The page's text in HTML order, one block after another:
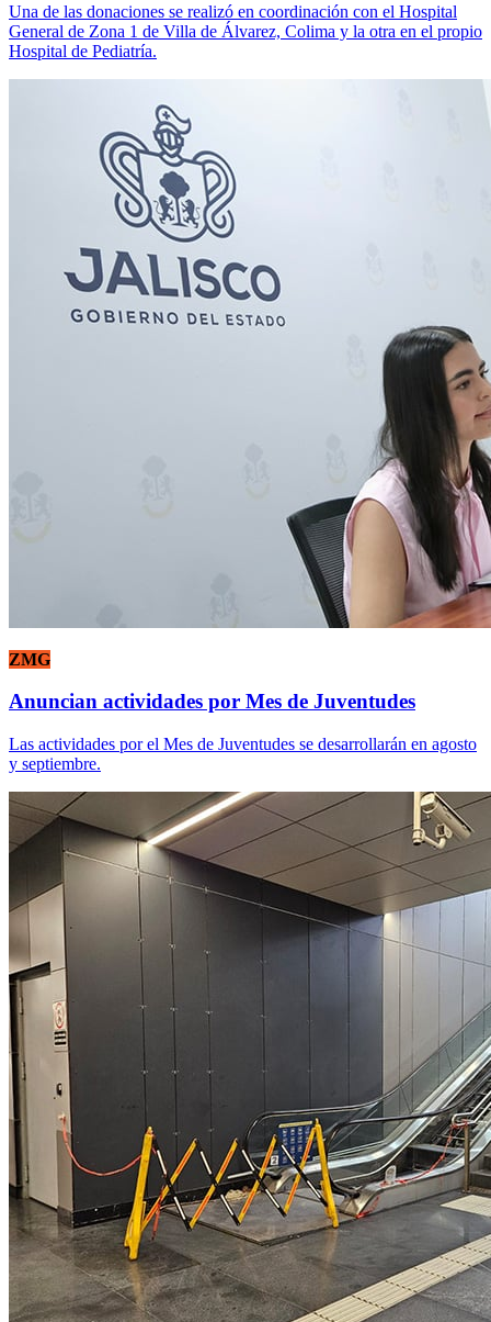
Una de las donaciones se realizó en coordinación con el Hospital
General de Zona 1 de Villa de Álvarez, Colima y la otra en el propio
Hospital de Pediatría.
ZMG
Anuncian actividades por Mes de Juventudes
Las actividades por el Mes de Juventudes se desarrollarán en agosto
y septiembre.